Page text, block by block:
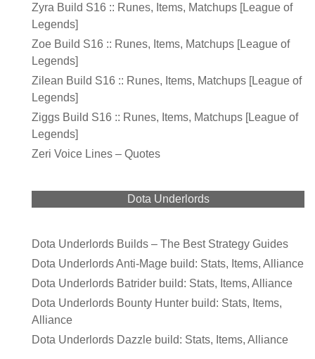
Zyra Build S16 :: Runes, Items, Matchups [League of
Legends]
Zoe Build S16 :: Runes, Items, Matchups [League of
Legends]
Zilean Build S16 :: Runes, Items, Matchups [League of
Legends]
Ziggs Build S16 :: Runes, Items, Matchups [League of
Legends]
Zeri Voice Lines – Quotes
Dota Underlords
Dota Underlords Builds – The Best Strategy Guides
Dota Underlords Anti-Mage build: Stats, Items, Alliance
Dota Underlords Batrider build: Stats, Items, Alliance
Dota Underlords Bounty Hunter build: Stats, Items,
Alliance
Dota Underlords Dazzle build: Stats, Items, Alliance